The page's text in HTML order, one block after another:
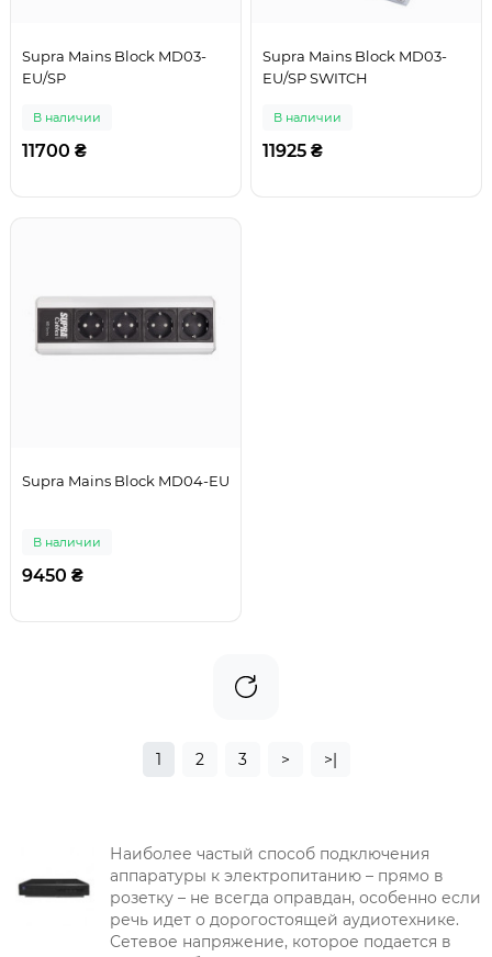
Supra Mains Block MD03-
EU/SP
В наличии
11700 ₴
Supra Mains Block MD03-
EU/SP SWITCH
В наличии
11925 ₴
Supra Mains Block MD04-EU
В наличии
9450 ₴
1 2 3 > >|
Наиболее частый способ подключения
аппаратуры к электропитанию – прямо в
розетку – не всегда оправдан, особенно если
речь идет о дорогостоящей аудиотехнике.
Сетевое напряжение, которое подается в